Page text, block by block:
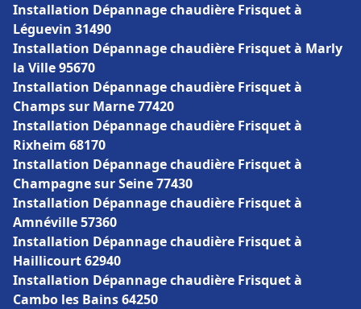
Installation Dépannage chaudière Frisquet à
Léguevin 31490
Installation Dépannage chaudière Frisquet à Marly
la Ville 95670
Installation Dépannage chaudière Frisquet à
Champs sur Marne 77420
Installation Dépannage chaudière Frisquet à
Rixheim 68170
Installation Dépannage chaudière Frisquet à
Champagne sur Seine 77430
Installation Dépannage chaudière Frisquet à
Amnéville 57360
Installation Dépannage chaudière Frisquet à
Haillicourt 62940
Installation Dépannage chaudière Frisquet à
Cambo les Bains 64250